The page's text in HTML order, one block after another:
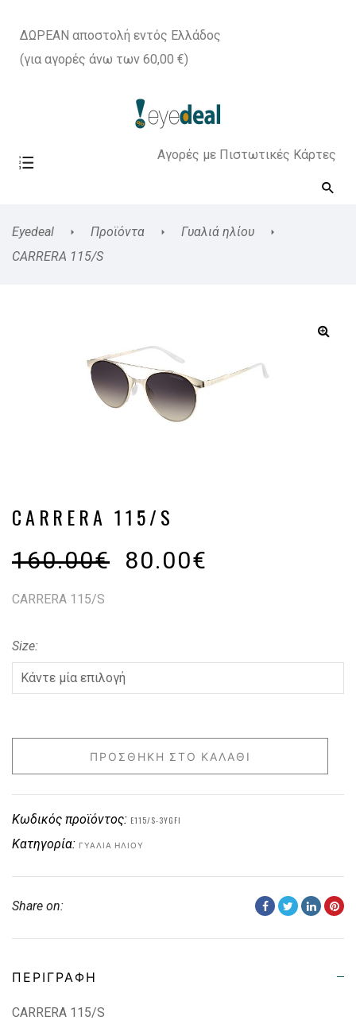
ΔΩΡΕΑΝ αποστολή εντός Ελλάδος
(για αγορές άνω των 60,00 €)
Αγορές με Πιστωτικές Κάρτες
Eyedeal Προϊόντα
Γυαλιά ηλίου
CARRERA 115/S
CARRERA 115/S
160.00€ 80.00€
CARRERA 115/S
Size
ΠΡΟΣΘΉΚΗ ΣΤΟ ΚΑΛΆΘΙ
Κωδικός προϊόντος: E115/S-3YGFI
Κατηγορία: ΓΥΑΛΙΆ ΗΛΊΟΥ
Share on:
ΠΕΡΙΓΡΑΦΉ
CARRERA 115/S